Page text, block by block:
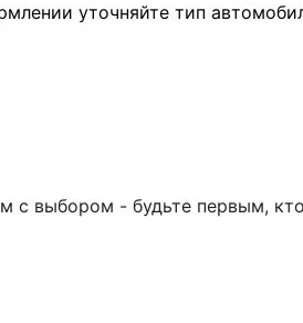
уточняйте тип
с выбором - будьте первым,